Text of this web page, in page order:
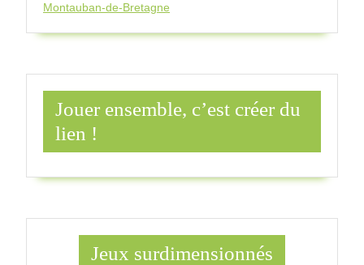
Montauban-de-Bretagne
Jouer ensemble, c’est créer du
lien !
Jeux surdimensionnés